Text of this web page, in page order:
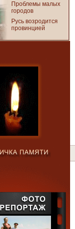
Проблемы малых
городов
Русь возродится
провинцией